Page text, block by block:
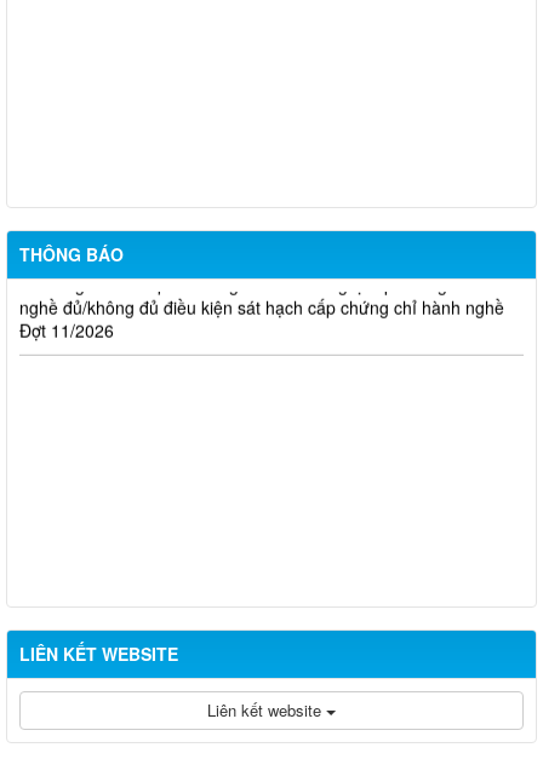
THÔNG BÁO
Thông báo kết quả đánh giá hồ sơ đề nghị cấp chứng chỉ hành
nghề đủ/không đủ điều kiện sát hạch cấp chứng chỉ hành nghề
Đợt 11/2026
LIÊN KẾT WEBSITE
Liên kết website